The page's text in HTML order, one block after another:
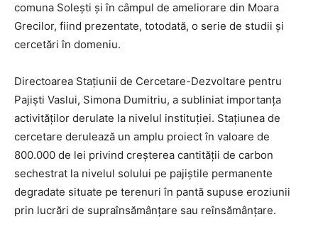
comuna Solești și în câmpul de ameliorare din Moara
Grecilor, fiind prezentate, totodată, o serie de studii și
cercetări în domeniu.
Directoarea Stațiunii de Cercetare-Dezvoltare pentru
Pajiști Vaslui, Simona Dumitriu, a subliniat importanța
activităților derulate la nivelul instituției. Stațiunea de
cercetare derulează un amplu proiect în valoare de
800.000 de lei privind creșterea cantității de carbon
sechestrat la nivelul solului pe pajiștile permanente
degradate situate pe terenuri în pantă supuse eroziunii
prin lucrări de supraînsămânțare sau reînsămânțare.